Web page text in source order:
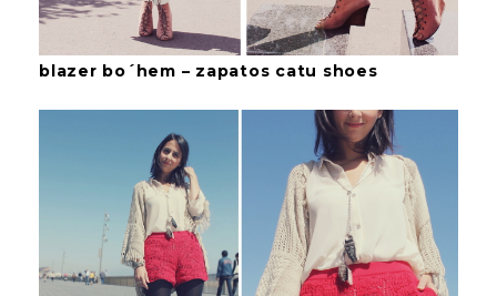
blazer bo´hem – zapatos catu shoes